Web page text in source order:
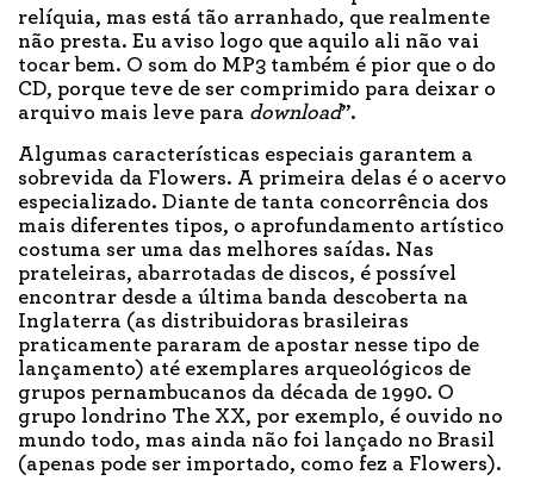
relíquia, mas está tão arranhado, que realmente
não presta. Eu aviso logo que aquilo ali não vai
tocar bem. O som do MP3 também é pior que o do
CD, porque teve de ser comprimido para deixar o
arquivo mais leve para download”.
Algumas características especiais garantem a
sobrevida da Flowers. A primeira delas é o acervo
especializado. Diante de tanta concorrência dos
mais diferentes tipos, o aprofundamento artístico
costuma ser uma das melhores saídas. Nas
prateleiras, abarrotadas de discos, é possível
encontrar desde a última banda descoberta na
Inglaterra (as distribuidoras brasileiras
praticamente pararam de apostar nesse tipo de
lançamento) até exemplares arqueológicos de
grupos pernambucanos da década de 1990. O
grupo londrino The XX, por exemplo, é ouvido no
mundo todo, mas ainda não foi lançado no Brasil
(apenas pode ser importado, como fez a Flowers).